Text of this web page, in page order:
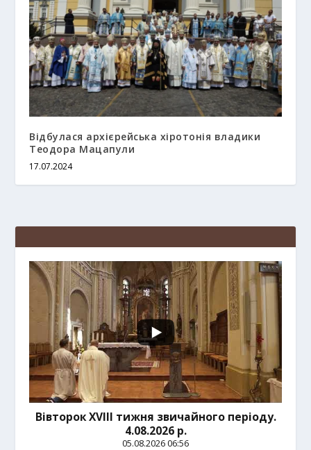
Відбулася архієрейська хіротонія владики
Теодора Мацапули
17.07.2024
Вівторок ХVІІІ тижня звичайного періоду.
4.08.2026 р.
05.08.2026 06:56